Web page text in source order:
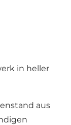
in heller
aus